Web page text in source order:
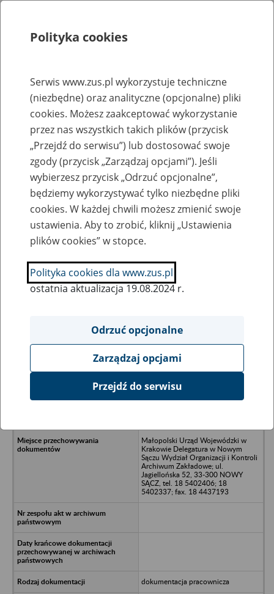
Rejestry, ewidencje i archiwa
Baza zlikwidowanych lub
przekształconych zakładów pracy
Nazwa zakładu pracy:
SZUKAJ
Ukryj wszystkie pozycje bazy
„SKALDROG” - Przedsiębiorstwo
Małopolski Urząd Wojewódzki w
Krakowie Delegatura w Nowym
Sączu Wydział Organizacji i Kontroli
Archiwum Zakładowe; ul.
Jagiellońska 52, 33-300 NOWY
SĄCZ, tel. 18 5402406; 18
5402337; fax. 18 4437193
dokumentacja pracownicza
Polityka cookies
Serwis www.zus.pl wykorzystuje techniczne
(niezbędne) oraz analityczne (opcjonalne) pliki
cookies. Możesz zaakceptować wykorzystanie
przez nas wszystkich takich plików (przycisk
„Przejdź do serwisu”) lub dostosować swoje
zgody (przycisk „Zarządzaj opcjami”). Jeśli
wybierzesz przycisk „Odrzuć opcjonalne”,
będziemy wykorzystywać tylko niezbędne pliki
cookies. W każdej chwili możesz zmienić swoje
ustawienia. Aby to zrobić, kliknij „Ustawienia
plików cookies” w stopce.
Polityka cookies dla www.zus.pl
ostatnia aktualizacja 19.08.2024 r.
Odrzuć opcjonalne
Zarządzaj opcjami
Przejdź do serwisu